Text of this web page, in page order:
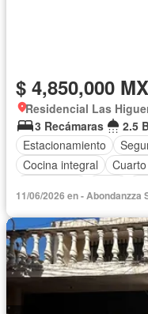
$ 4,850,000
Residencial Las
3 Recámaras
2.5
Estacionamiento
Cocina integral
Recámara con closet
11/06/2026 en -